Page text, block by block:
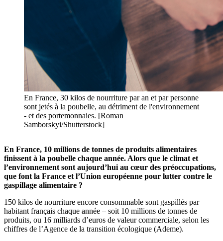
En France, 30 kilos de nourriture par an et par personne
sont jetés à la poubelle, au détriment de l'environnement
- et des portemonnaies. [Roman
Samborskyi/Shutterstock]
En France, 10 millions de tonnes de produits alimentaires
finissent à la poubelle chaque année. Alors que le climat et
l’environnement sont aujourd’hui au cœur des préoccupations,
que font la France et l’Union européenne pour lutter contre le
gaspillage alimentaire ?
150 kilos de nourriture encore consommable sont gaspillés par
habitant français chaque année – soit 10 millions de tonnes de
produits, ou 16 milliards d’euros de valeur commerciale, selon les
chiffres de l’Agence de la transition écologique (Ademe).